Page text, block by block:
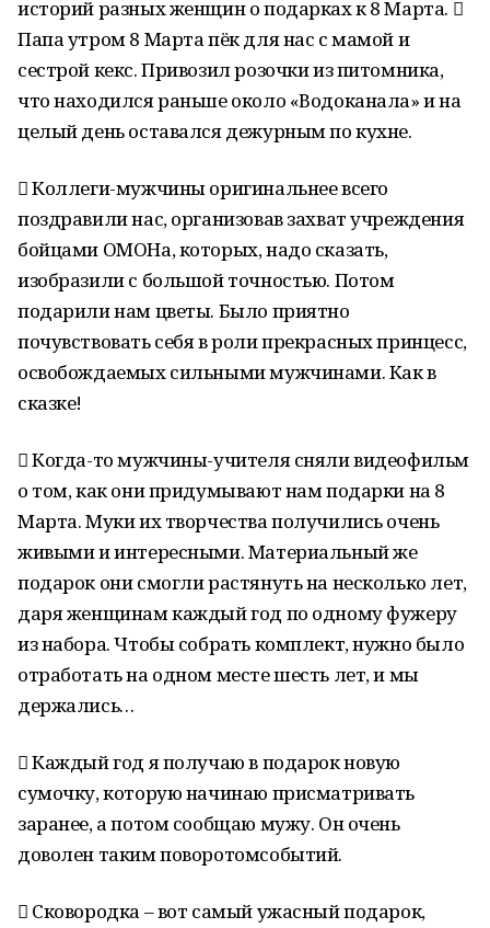
историй разных женщин о подарках к 8 Марта. 
Папа утром 8 Марта пёк для нас с мамой и
сестрой кекс. Привозил розочки из питомника,
что находился раньше около «Водоканала» и на
целый день оставался дежурным по кухне.
 Коллеги-мужчины оригинальнее всего
поздравили нас, организовав захват учреждения
бойцами ОМОНа, которых, надо сказать,
изобразили с большой точностью. Потом
подарили нам цветы. Было приятно
почувствовать себя в роли прекрасных принцесс,
освобождаемых сильными мужчинами. Как в
сказке!
 Когда-то мужчины-учителя сняли видеофильм
о том, как они придумывают нам подарки на 8
Марта. Муки их творчества получились очень
живыми и интересными. Материальный же
подарок они смогли растянуть на несколько лет,
даря женщинам каждый год по одному фужеру
из набора. Чтобы собрать комплект, нужно было
отработать на одном месте шесть лет, и мы
держались…
 Каждый год я получаю в подарок новую
сумочку, которую начинаю присматривать
заранее, а потом сообщаю мужу. Он очень
доволен таким поворотомсобытий.
 Сковородка – вот самый ужасный подарок,